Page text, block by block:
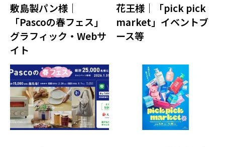
敷島製パン様｜
「Pascoの春フェス」
グラフィック・Webサ
イト
花王様｜「pick pick
market」イベントブ
ース等